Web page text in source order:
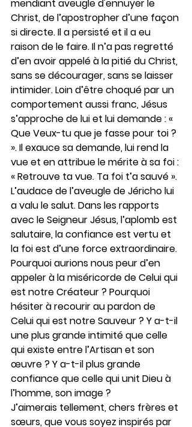
mendiant aveugle d'ennuyer le
Christ, de l’apostropher d’une façon
si directe. Il a persisté et il a eu
raison de le faire. Il n’a pas regretté
d’en avoir appelé à la pitié du Christ,
sans se décourager, sans se laisser
intimider. Loin d’être choqué par un
comportement aussi franc, Jésus
s’approche de lui et lui demande : «
Que Veux-tu que je fasse pour toi ?
». Il exauce sa demande, lui rend la
vue et en attribue le mérite à sa foi :
« Retrouve ta vue. Ta foi t’a sauvé ».
L’audace de l’aveugle de Jéricho lui
a valu le salut. Dans les rapports
avec le Seigneur Jésus, l’aplomb est
salutaire, la confiance est vertu et
la foi est d’une force extraordinaire.
Pourquoi aurions nous peur d’en
appeler à la miséricorde de Celui qui
est notre Créateur ? Pourquoi
hésiter à recourir au pardon de
Celui qui est notre Sauveur ? Y a-t-il
une plus grande intimité que celle
qui existe entre l’Artisan et son
œuvre ? Y a-t-il plus grande
confiance que celle qui unit Dieu à
l’homme, son image ?
J’aimerais tellement, chers frères et
sœurs, que vous soyez inspirés par